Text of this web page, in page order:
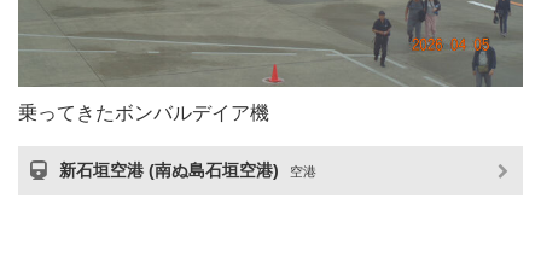
乗ってきたボンバルデイア機
新石垣空港 (南ぬ島石垣空港) 空港